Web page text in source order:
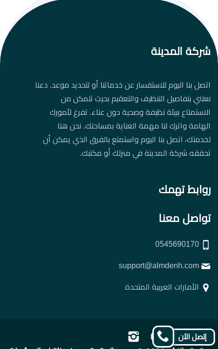
شركة المدينة
اتصل بنا اليوم للاستفسار عن خدماتنا أو لتحديد موعد. دعنا
نعتني بتفاصيل التنظيف والتعقيم بحيث تتمكن من
الاستمتاع ببيئة نظيفة وصحية دون عناء. تفرغ لأمورك
الهامة واترك لنا مهمة العناية بمساحتك. نحن هنا
لخدمتك، اتصل بنا اليوم واستمتع بالفرق الذي يمكن أن
تحققه شركة المدينة في منزلك أو مكتبك.
روابط تهمك
تواصل معنا
الأمارات العربية المتحدة
تابعنا
تابعنا
تابعنا
إتصل الآن